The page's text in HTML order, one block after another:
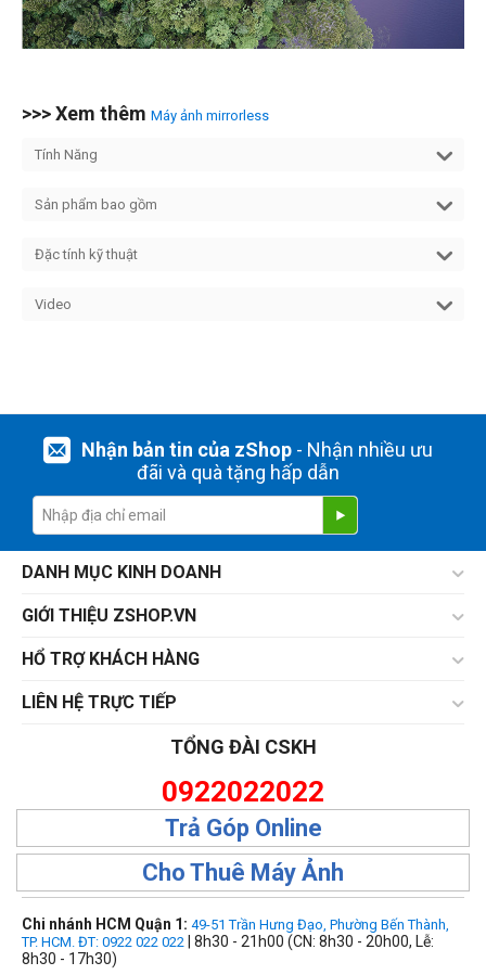
>>> Xem thêm Máy ảnh mirrorless
Tính Năng
Sản phẩm bao gồm
Đặc tính kỹ thuật
Video
Nhận bản tin của zShop- Nhận nhiều ưu
đãi và quà tặng hấp dẫn
DANH MỤC KINH DOANH
GIỚI THIỆU ZSHOP.VN
HỔ TRỢ KHÁCH HÀNG
LIÊN HỆ TRỰC TIẾP
TỔNG ĐÀI CSKH
0922022022
Trả Góp Online
Cho Thuê Máy Ảnh
Chi nhánh HCM Quận 1: 49-51 Trần Hưng Đạo, Phường Bến Thành,
TP. HCM. ĐT: 0922 022 022 | 8h30 - 21h00 (CN: 8h30 - 20h00, Lễ:
8h30 - 17h30)